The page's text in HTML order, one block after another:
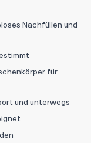
Nachfüllen und
für
und unterwegs